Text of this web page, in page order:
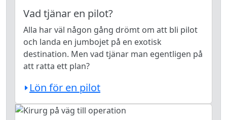
Vad tjänar en pilot?
Alla har väl någon gång drömt om att bli pilot
och landa en jumbojet på en exotisk
destination. Men vad tjänar man egentligen på
att ratta ett plan?
Lön för en pilot